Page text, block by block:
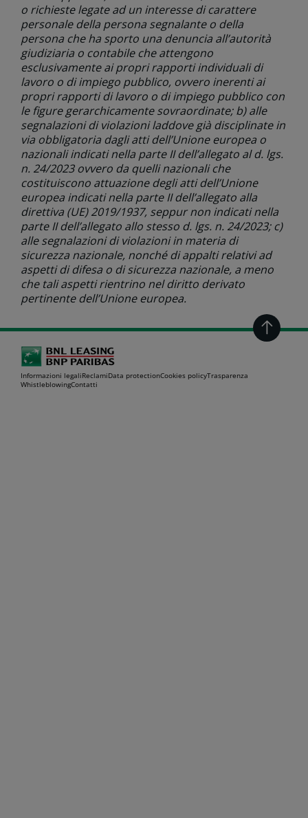
o richieste legate ad un interesse di carattere
personale della persona segnalante o della
persona che ha sporto una denuncia all’autorità
giudiziaria o contabile che attengono
esclusivamente ai propri rapporti individuali di
lavoro o di impiego pubblico, ovvero inerenti ai
propri rapporti di lavoro o di impiego pubblico con
le figure gerarchicamente sovraordinate; b) alle
segnalazioni di violazioni laddove già disciplinate in
via obbligatoria dagli atti dell’Unione europea o
nazionali indicati nella parte II dell’allegato al d. lgs.
n. 24/2023 ovvero da quelli nazionali che
costituiscono attuazione degli atti dell’Unione
europea indicati nella parte II dell’allegato alla
direttiva (UE) 2019/1937, seppur non indicati nella
parte II dell’allegato allo stesso d. lgs. n. 24/2023; c)
alle segnalazioni di violazioni in materia di
sicurezza nazionale, nonché di appalti relativi ad
aspetti di difesa o di sicurezza nazionale, a meno
che tali aspetti rientrino nel diritto derivato
pertinente dell’Unione europea.
Informazioni legaliReclamiData protectionCookies policyTrasparenza
WhistleblowingContatti